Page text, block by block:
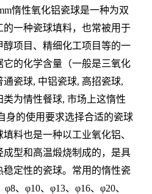
惰性氧化铝瓷球是一种为双
一种瓷球填料，也常被用于
项目、精细化工项目等的一
的化学含量（一般是三氧化
瓷球, 中铝瓷球, 高招瓷球,
为情性餐球, 市场上这惰性
身的使用要求选择合适的瓷球
料也是一种以工业氧化铝、
成型和高温煅烧制成的，是具
定性的瓷球。常用的惰性瓷
、φ10、φ13、φ16、φ20、